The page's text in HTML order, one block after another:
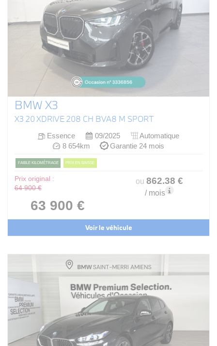
BMW X3
X3 20 XDRIVE 208 CH BVA8 M SPORT
Essence 09/2025
Automatique
8 654km
Garantie 24 mois
FAIBLE KILOMÉTRAGE PRIX EN BAISSE
Prix original :
64 900 €
63 900 €
ou 862.38 €
/ mois
Voir le véhicule